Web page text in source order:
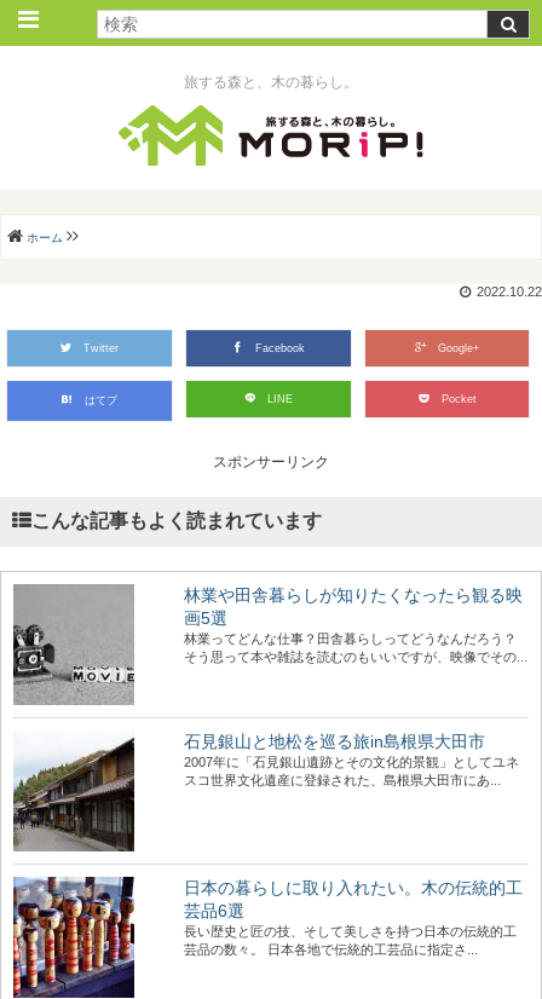
旅する森と、木の暮らし。
ホーム
2022.10.22
Twitter Facebook Google+
はてブ LINE Pocket
スポンサーリンク
こんな記事もよく読まれています
林業や田舎暮らしが知りたくなったら観る映
画5選
林業ってどんな仕事？田舎暮らしってどうなんだろう？
そう思って本や雑誌を読むのもいいですが、映像でその...
石見銀山と地松を巡る旅in島根県大田市
2007年に「石見銀山遺跡とその文化的景観」としてユネ
スコ世界文化遺産に登録された、島根県大田市にあ...
日本の暮らしに取り入れたい。木の伝統的工
芸品6選
長い歴史と匠の技、そして美しさを持つ日本の伝統的工
芸品の数々。 日本各地で伝統的工芸品に指定さ...